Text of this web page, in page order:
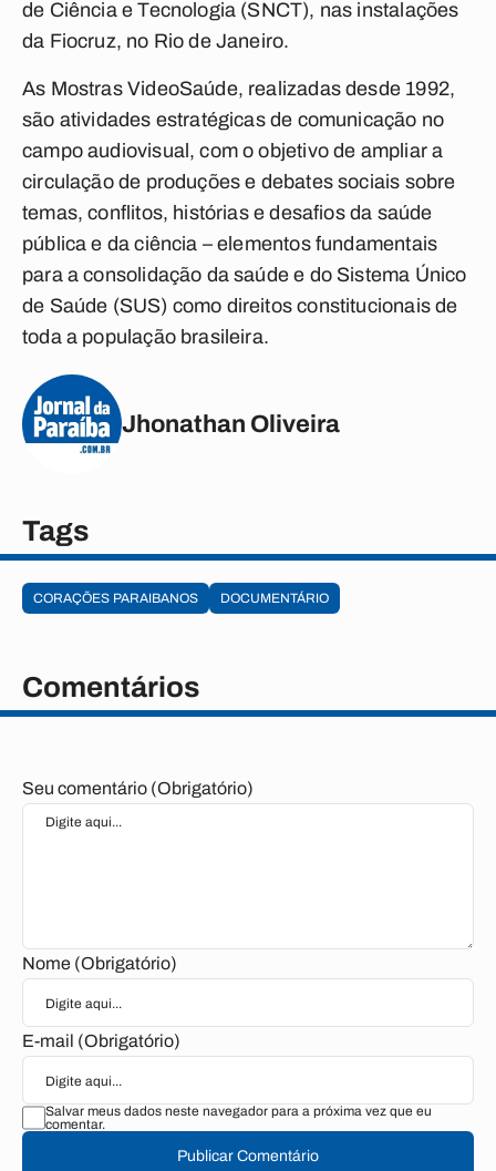
de Ciência e Tecnologia (SNCT), nas instalações
da Fiocruz, no Rio de Janeiro.
As Mostras VideoSaúde, realizadas desde 1992,
são atividades estratégicas de comunicação no
campo audiovisual, com o objetivo de ampliar a
circulação de produções e debates sociais sobre
temas, conflitos, histórias e desafios da saúde
pública e da ciência – elementos fundamentais
para a consolidação da saúde e do Sistema Único
de Saúde (SUS) como direitos constitucionais de
toda a população brasileira.
Jhonathan Oliveira
Tags
CORAÇÕES PARAIBANOS DOCUMENTÁRIO
Comentários
Seu comentário (Obrigatório)
Nome (Obrigatório)
E-mail (Obrigatório)
Salvar meus dados neste navegador para a próxima vez que eu
comentar.
Publicar Comentário